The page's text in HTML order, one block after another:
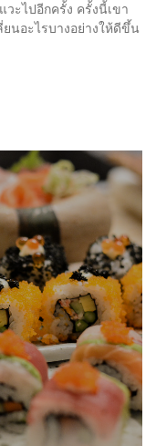
ะไปอีกครั้ง ครั้งนี้เขา
นอะไรบางอย่างให้ดีขึ้น